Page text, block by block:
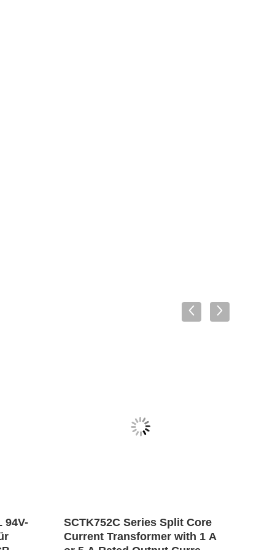
94V-
SCTK752C Series Split Core
Current Transformer with 1 A